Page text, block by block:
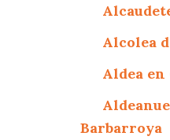
Alcolea
Aldea en
Barbarroya